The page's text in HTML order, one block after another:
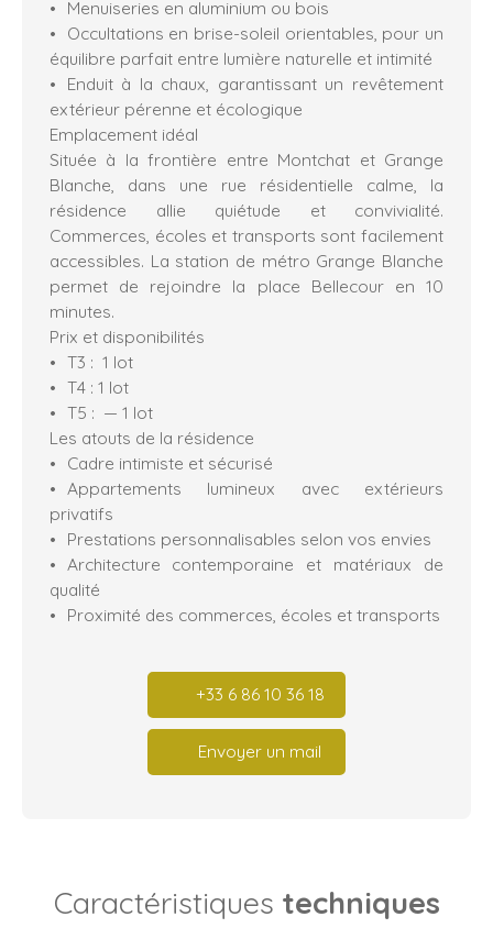
Menuiseries en aluminium ou bois
Occultations en brise-soleil orientables, pour un
équilibre parfait entre lumière naturelle et intimité
Enduit à la chaux, garantissant un revêtement
extérieur pérenne et écologique
Emplacement idéal
Située à la frontière entre Montchat et Grange
Blanche, dans une rue résidentielle calme, la
résidence allie quiétude et convivialité.
Commerces, écoles et transports sont facilement
accessibles. La station de métro Grange Blanche
permet de rejoindre la place Bellecour en 10
minutes.
Prix et disponibilités
T3 : 1 lot
T4 : 1 lot
T5 : — 1 lot
Les atouts de la résidence
Cadre intimiste et sécurisé
Appartements lumineux avec extérieurs
privatifs
Prestations personnalisables selon vos envies
Architecture contemporaine et matériaux de
qualité
Proximité des commerces, écoles et transports
+33 6 86 10 36 18
Envoyer un mail
Caractéristiques techniques